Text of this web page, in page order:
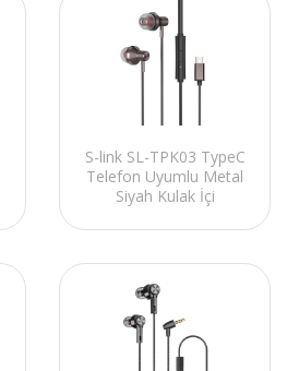
S-link SL-TPK03 TypeC
Telefon Uyumlu Metal
Siyah Kulak İçi